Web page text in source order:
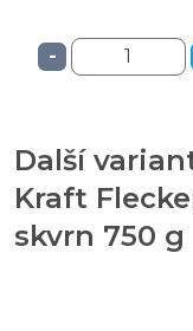
-
Další
Kraft
skvrn 750 g